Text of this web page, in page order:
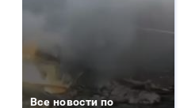
Все новости по